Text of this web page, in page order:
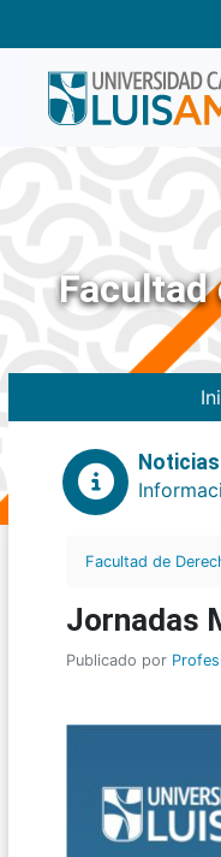
Facultad
Noticias
Facultad de
Jornadas
Publicado por